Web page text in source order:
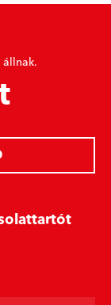
állnak.